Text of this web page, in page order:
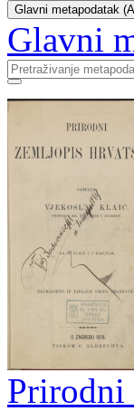
Glavni metapodatak
Glavni
Prirodni